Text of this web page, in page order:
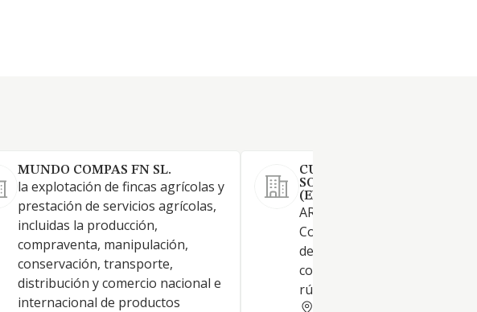
MUNDO COMPAS FN SL.
la explotación de fincas agrícolas y
prestación de servicios agrícolas,
incluidas la producción,
compraventa, manipulación,
conservación, transporte,
distribución y comercio nacional e
internacional de productos
CULTIVOS PUERTAS
SOCIEDAD LIMITADA.
(EXTINGUIDA)
ARTICULO 2º. OBJETO
Constituye el objeto social:
de Hortalizas (CNAE 0112).
como la compra y alquiler de
rústicas y urbanas